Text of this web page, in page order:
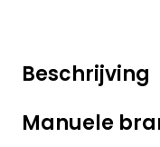
Beschrijving
Manuele